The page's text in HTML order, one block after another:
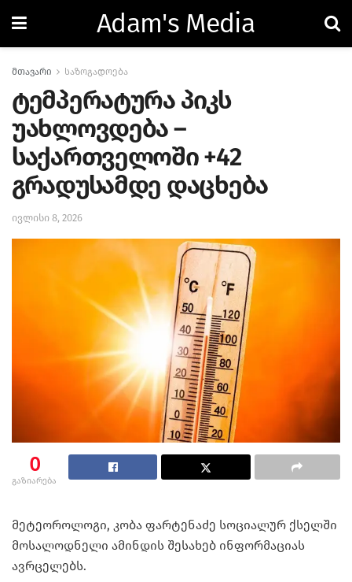
Adam's Media
მთავარი საზოგადოება
ტემპერატურა პიკს
უახლოვდება –
საქართველოში +42
გრადუსამდე დაცხება
ივლისი 8, 2026
0
გაზიარება
მეტეოროლოგი, კობა ფარტენაძე სოციალურ ქსელში
მოსალოდნელი ამინდის შესახებ ინფორმაციას
ავრცელებს.